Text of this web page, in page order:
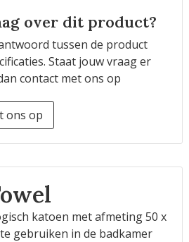
over dit product?
tussen de product
Staat jouw vraag er
contact met ons op
ons op
katoen met afmeting 50 x
gebruiken in de badkamer